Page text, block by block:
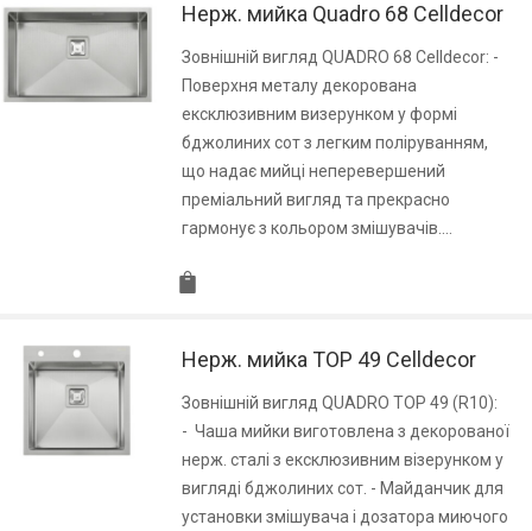
Нерж. мийка Quadro 68 Celldecor
Зовнішній вигляд QUADRO 68 Celldecor: -
Поверхня металу декорована
ексклюзивним визерунком у формі
бджолиних сот з легким поліруванням,
що надає мийці неперевершений
преміальний вигляд та прекрасно
гармонує з кольором змішувачів.…
Нерж. мийка TOP 49 Celldecor
Зовнішній вигляд QUADRO TOP 49 (R10):
- Чаша мийки виготовлена з декорованої
нерж. сталі з ексклюзивним візерунком у
вигляді бджолиних сот. - Майданчик для
установки змішувача і дозатора миючого